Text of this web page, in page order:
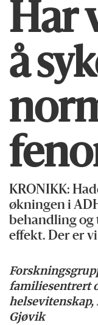
Har
å
KRONIKK:
økningen i
behandling og
effekt. Der er
familiesentrert
helsevitenskap,
Gjøvik